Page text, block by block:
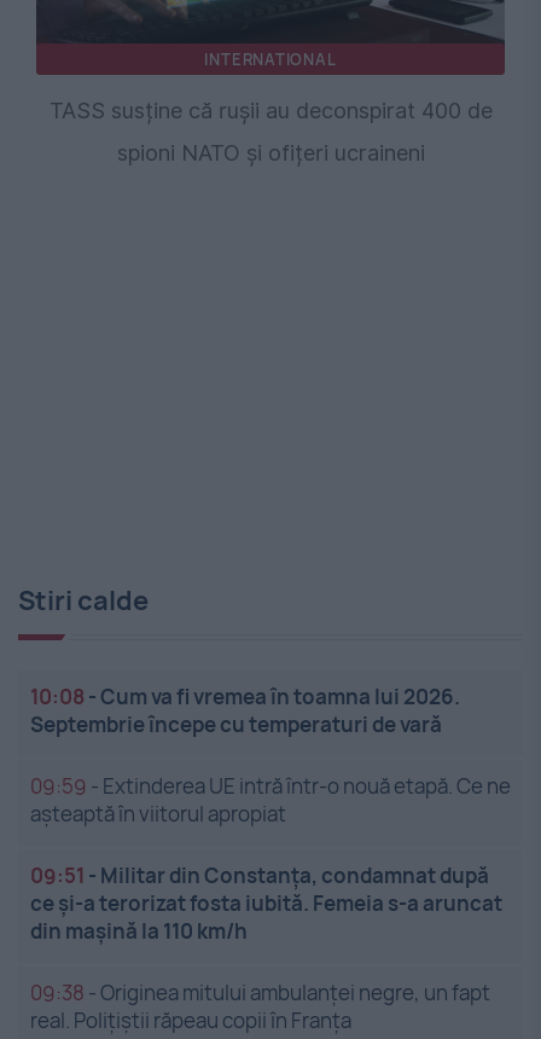
INTERNATIONAL
TASS susține că rușii au deconspirat 400 de
spioni NATO și ofițeri ucraineni
Stiri calde
10:08 -Cum va fi vremea în toamna lui 2026.
Septembrie începe cu temperaturi de vară
09:59 - Extinderea UE intră într-o nouă etapă. Ce ne
așteaptă în viitorul apropiat
09:51 - Militar din Constanța, condamnat după
ce și-a terorizat fosta iubită. Femeia s-a aruncat
din mașină la 110 km/h
09:38 -Originea mitului ambulanței negre, un fapt
real. Polițiștii răpeau copii în Franța